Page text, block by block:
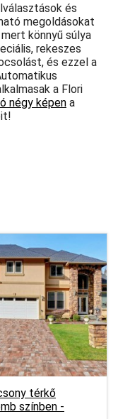
és
megoldásokat
könnyű súlya
rekeszes
és ezzel a
a Flori
négy képen a
térkő
színben -